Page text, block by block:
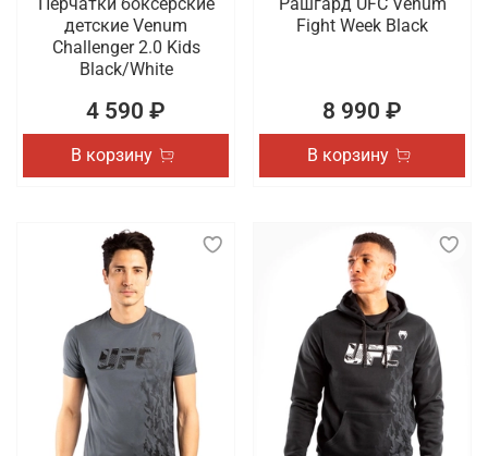
детские Venum
Challenger 2.0 Kids
Black/White
4 590 ₽
В корзину
Fight Week Black
8 990 ₽
В корзину